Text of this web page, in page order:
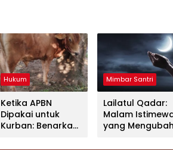
Hukum
Ketika APBN
Dipakai untuk
Kurban: Benarkah
Mimbar Santri
Lailatul Qadar:
Malam
yang Mengubah